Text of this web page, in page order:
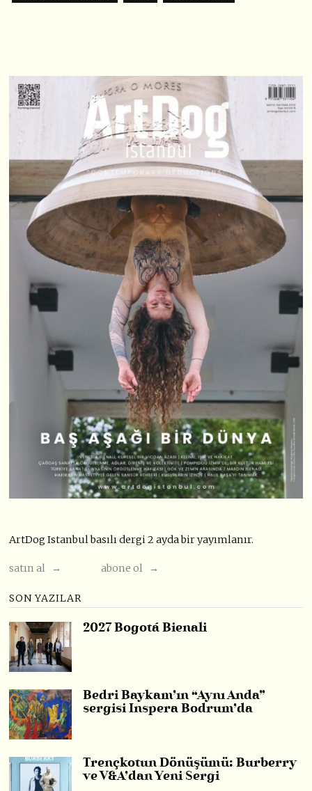
ArtDog Istanbul basılı dergi 2 ayda bir yayımlanır.
satın al → abone ol →
SON YAZILAR
2027 Bogotá Bienali
Bedri Baykam’ın “Aynı Anda”
sergisi Inspera Bodrum’da
Trençkotun Dönüşümü: Burberry
ve V&A’dan Yeni Sergi